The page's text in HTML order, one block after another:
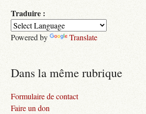
Traduire :
Powered by Translate
Dans la même rubrique
Formulaire de contact
Faire un don